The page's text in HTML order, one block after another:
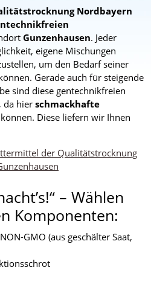
Nordbayern
Gunzenhausen. Jeder
eigene Mischungen
um den Bedarf seiner
Gerade auch für steigende
sind diese gentechnikfreien
da hier schmackhafte
Diese liefern wir Ihnen
– Wählen
Komponenten:
GMO (aus geschälter Saat,